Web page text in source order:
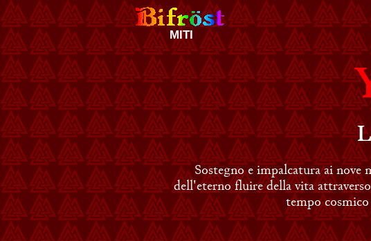
MITI
Sostegno e impalcatura ai nove
dell'eterno fluire della vita
tempo